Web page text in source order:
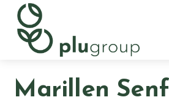
Skip
content
Marillen Senf